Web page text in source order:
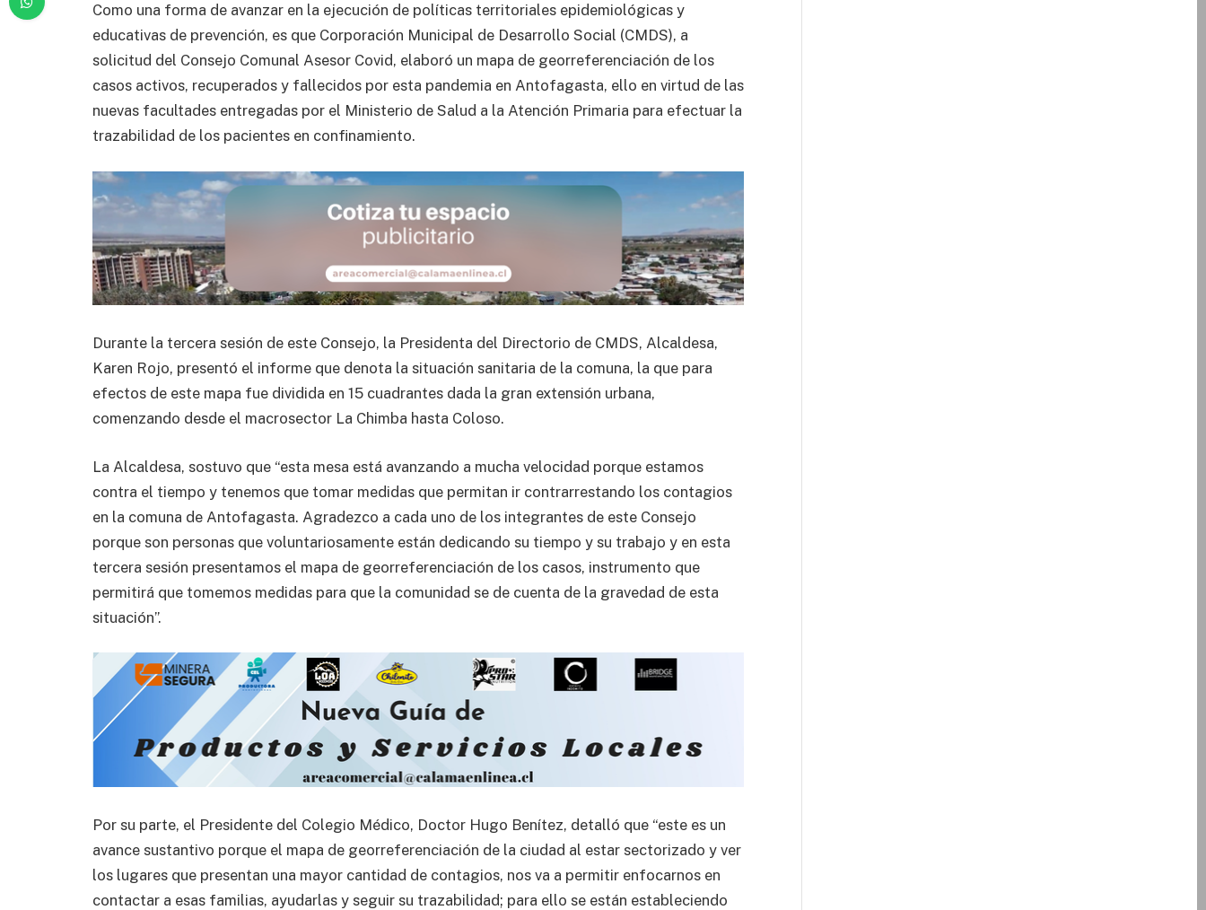
Como una forma de avanzar en la ejecución de políticas territoriales epidemiológicas y
educativas de prevención, es que Corporación Municipal de Desarrollo Social (CMDS), a
solicitud del Consejo Comunal Asesor Covid, elaboró un mapa de georreferenciación de los
casos activos, recuperados y fallecidos por esta pandemia en Antofagasta, ello en virtud de las
nuevas facultades entregadas por el Ministerio de Salud a la Atención Primaria para efectuar la
trazabilidad de los pacientes en confinamiento.
Durante la tercera sesión de este Consejo, la Presidenta del Directorio de CMDS, Alcaldesa,
Karen Rojo, presentó el informe que denota la situación sanitaria de la comuna, la que para
efectos de este mapa fue dividida en 15 cuadrantes dada la gran extensión urbana,
comenzando desde el macrosector La Chimba hasta Coloso.
La Alcaldesa, sostuvo que “esta mesa está avanzando a mucha velocidad porque estamos
contra el tiempo y tenemos que tomar medidas que permitan ir contrarrestando los contagios
en la comuna de Antofagasta. Agradezco a cada uno de los integrantes de este Consejo
porque son personas que voluntariosamente están dedicando su tiempo y su trabajo y en esta
tercera sesión presentamos el mapa de georreferenciación de los casos, instrumento que
permitirá que tomemos medidas para que la comunidad se de cuenta de la gravedad de esta
situación”.
Por su parte, el Presidente del Colegio Médico, Doctor Hugo Benítez, detalló que “este es un
avance sustantivo porque el mapa de georreferenciación de la ciudad al estar sectorizado y ver
los lugares que presentan una mayor cantidad de contagios, nos va a permitir enfocarnos en
contactar a esas familias, ayudarlas y seguir su trazabilidad; para ello se están estableciendo